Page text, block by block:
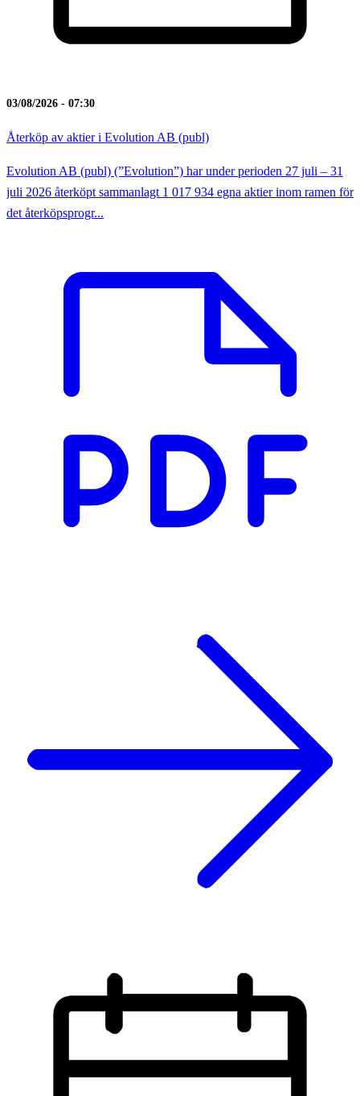
03/08/2026 - 07:30
Återköp av aktier i Evolution AB (publ)
Evolution AB (publ) (”Evolution”) har under perioden 27 juli – 31
juli 2026 återköpt sammanlagt 1 017 934 egna aktier inom ramen för
det återköpsprogr...